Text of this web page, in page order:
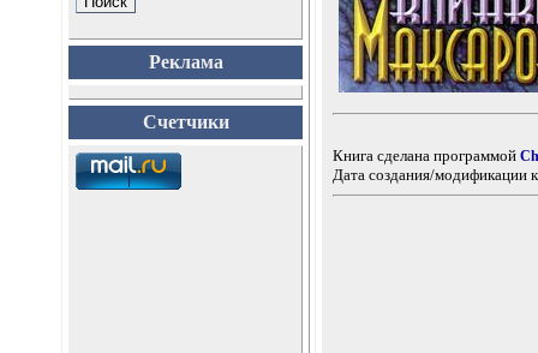
Реклама
Счетчики
Книга сделана программой
Дата создания/модификации